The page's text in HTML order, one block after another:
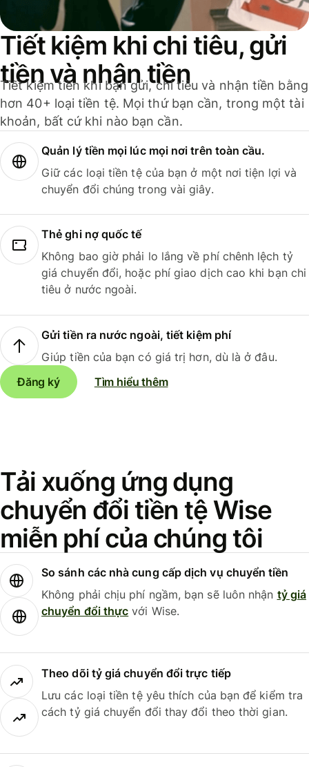
Tiết kiệm khi chi tiêu, gửi
tiền và nhận tiền
Tiết kiệm tiền khi bạn gửi, chi tiêu và nhận tiền bằng
hơn 40+ loại tiền tệ. Mọi thứ bạn cần, trong một tài
khoản, bất cứ khi nào bạn cần.
Quản lý tiền mọi lúc mọi nơi trên toàn cầu.
Giữ các loại tiền tệ của bạn ở một nơi tiện lợi và
chuyển đổi chúng trong vài giây.
Thẻ ghi nợ quốc tế
Không bao giờ phải lo lắng về phí chênh lệch tỷ
giá chuyển đổi, hoặc phí giao dịch cao khi bạn chi
tiêu ở nước ngoài.
Gửi tiền ra nước ngoài, tiết kiệm phí
Giúp tiền của bạn có giá trị hơn, dù là ở đâu.
Đăng ký
Tìm hiểu thêm
Tải xuống ứng dụng
chuyển đổi tiền tệ Wise
miễn phí của chúng tôi
So sánh các nhà cung cấp dịch vụ chuyển tiền
Không phải chịu phí ngầm, bạn sẽ luôn nhận tỷ giá
chuyển đổi thực với Wise.
Theo dõi tỷ giá chuyển đổi trực tiếp
Lưu các loại tiền tệ yêu thích của bạn để kiểm tra
cách tỷ giá chuyển đổi thay đổi theo thời gian.